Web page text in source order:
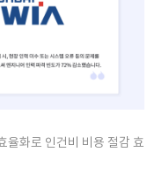
화로 인건비 비용 절감 효